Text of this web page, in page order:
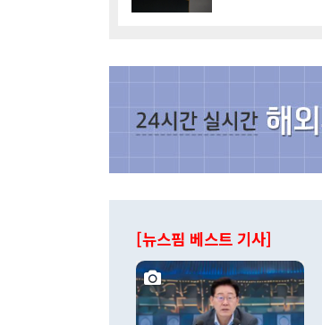
[뉴스핌 베스트 기사]